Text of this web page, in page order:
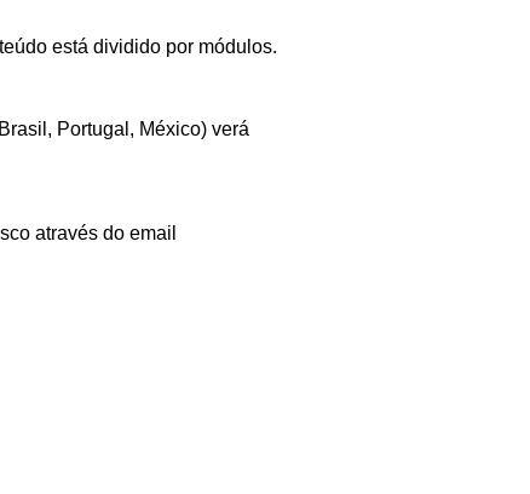
está dividido por módulos.
Portugal, México) verá
através do email